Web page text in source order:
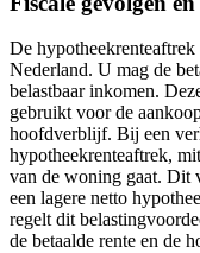
De
Nederland. U mag de
belastbaar inkomen.
gebruikt voor de
hoofdverblijf. Bij een
hypotheekrenteaftrek,
van de woning gaat. Dit
een lagere netto
regelt dit
de betaalde rente en de